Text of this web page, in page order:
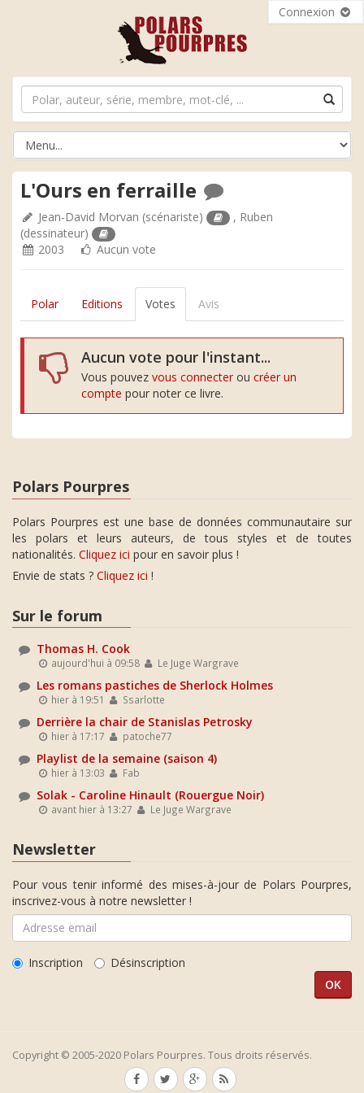
Connexion
L'Ours en ferraille
Jean-David Morvan (scénariste) , Ruben
(dessinateur)
2003
Aucun vote
Polar Editions Votes Avis
Aucun vote pour l'instant...
Vous pouvez vous connecter ou créer un
compte pour noter ce livre.
Polars Pourpres
Polars Pourpres est une base de données communautaire sur
les polars et leurs auteurs, de tous styles et de toutes
nationalités. Cliquez ici pour en savoir plus !
Envie de stats ? Cliquez ici !
Sur le forum
Thomas H. Cook
aujourd'hui à 09:58 Le Juge Wargrave
Les romans pastiches de Sherlock Holmes
hier à 19:51 Ssarlotte
Derrière la chair de Stanislas Petrosky
hier à 17:17 patoche77
Playlist de la semaine (saison 4)
hier à 13:03 Fab
Solak - Caroline Hinault (Rouergue Noir)
avant hier à 13:27 Le Juge Wargrave
Newsletter
Pour vous tenir informé des mises-à-jour de Polars Pourpres,
inscrivez-vous à notre newsletter !
Inscription Désinscription
Copyright © 2005-2020 Polars Pourpres. Tous droits réservés.